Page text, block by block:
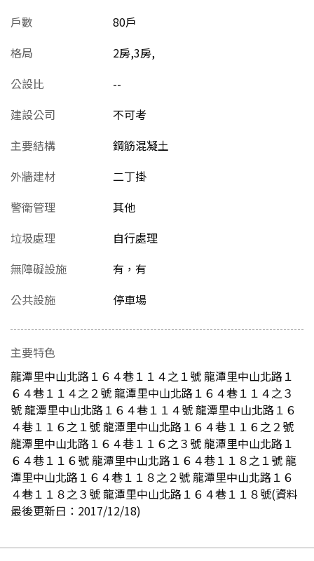
戶數
80戶
格局
2房,3房,
公設比
--
建設公司
不可考
主要結構
鋼筋混凝土
外牆建材
二丁掛
警衛管理
其他
垃圾處理
自行處理
無障礙設施
有，有
公共設施
停車場
主要特色
龍潭里中山北路１６４巷１１４之１號 龍潭里中山北路１
６４巷１１４之２號 龍潭里中山北路１６４巷１１４之３
號 龍潭里中山北路１６４巷１１４號 龍潭里中山北路１６
４巷１１６之１號 龍潭里中山北路１６４巷１１６之２號
龍潭里中山北路１６４巷１１６之３號 龍潭里中山北路１
６４巷１１６號 龍潭里中山北路１６４巷１１８之１號 龍
潭里中山北路１６４巷１１８之２號 龍潭里中山北路１６
４巷１１８之３號 龍潭里中山北路１６４巷１１８號(資料
最後更新日：2017/12/18)